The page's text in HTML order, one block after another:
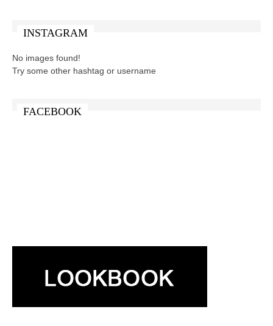
INSTAGRAM
No images found!
Try some other hashtag or username
FACEBOOK